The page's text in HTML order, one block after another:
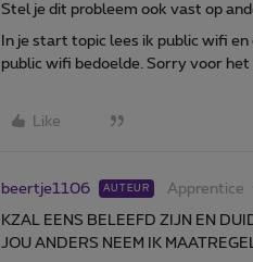
Stel je dit probleem ook vast op
In je start topic lees ik public wifi
public wifi bedoelde. Sorry voor het
Like
beertje1106 AUTEUR Apprentice
KZAL EENS BELEEFD ZIJN EN
JOU ANDERS NEEM IK